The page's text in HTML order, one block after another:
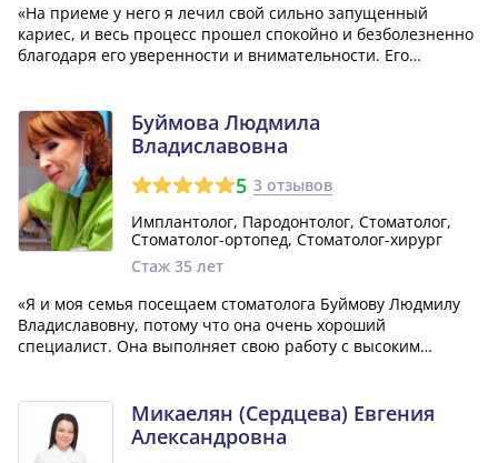
«На приеме у него я лечил свой сильно запущенный
кариес, и весь процесс прошел спокойно и безболезненно
благодаря его уверенности и внимательности. Его
результат работы превзошел все мои ожида...»
Буймова Людмила
Владиславовна
5 3 отзывов
Имплантолог, Пародонтолог, Стоматолог,
Стоматолог-ортопед, Стоматолог-хирург
Стаж 35 лет
«Я и моя семья посещаем стоматолога Буймову Людмилу
Владиславовну, потому что она очень хороший
специалист. Она выполняет свою работу с высоким
результатами ее работы и продолжаем обращаться...»
Микаелян (Сердцева) Евгения
Александровна